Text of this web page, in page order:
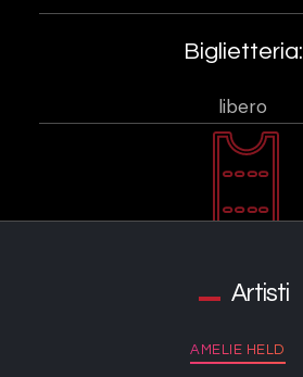
Biglietteria:
libero
Artisti
AMELIE HELD